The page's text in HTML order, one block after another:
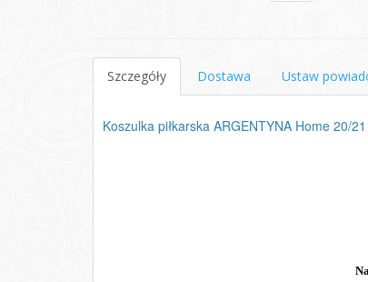
Szczegóły Dostawa Ustaw
Koszulka piłkarska ARGENTYNA Home 20/